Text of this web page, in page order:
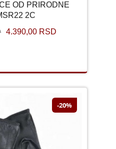
OD PRIRODNE
2C
4.390,00 RSD
-20%